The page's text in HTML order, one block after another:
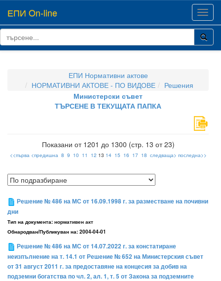
ЕПИ On-line
ЕПИ Нормативни актове
НОРМАТИВНИ АКТОВЕ - ПО ВИДОВЕ
Решения
Министерски съвет
ТЪРСЕНЕ В ТЕКУЩАТА ПАПКА
Показани от 1201 до 1300 (стр. 13 от 23)
<<първа <предишна 8 9 10 11 12 13 14 15 16 17 18 следваща> последна>>
Решение № 486 на МС от 16.09.1998 г. за разместване на почивни
дни
Тип на документа: нормативен акт
Обнародван/Публикуван на: 2004-04-01
Решение № 486 на МС от 14.07.2022 г. за констатиране
неизпълнение на т. 14.1 от Решение № 652 на Министерския съвет
от 31 август 2011 г. за предоставяне на концесия за добив на
подземни богатства по чл. 2, ал. 1, т. 5 от Закона за подземните